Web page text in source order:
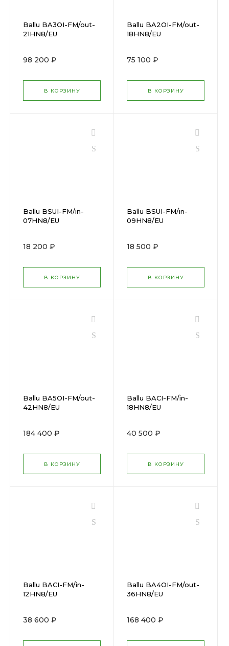
Ballu BA3OI-FM/out-
21HN8/EU
98 200 ₽
В КОРЗИНУ
Ballu BA2OI-FM/out-
18HN8/EU
75 100 ₽
В КОРЗИНУ
Ballu BSUI-FM/in-
07HN8/EU
18 200 ₽
В КОРЗИНУ
Ballu BSUI-FM/in-
09HN8/EU
18 500 ₽
В КОРЗИНУ
Ballu BA5OI-FM/out-
42HN8/EU
184 400 ₽
В КОРЗИНУ
Ballu BACI-FM/in-
18HN8/EU
40 500 ₽
В КОРЗИНУ
Ballu BACI-FM/in-
12HN8/EU
38 600 ₽
Ballu BA4OI-FM/out-
36HN8/EU
168 400 ₽